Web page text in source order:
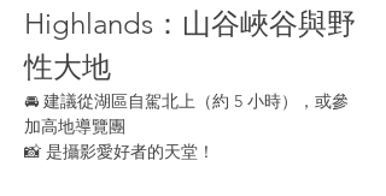
Highlands：山谷峽谷與野
性大地
🚘 建議從湖區自駕北上（約 5 小時），或參
加高地導覽團
📸 是攝影愛好者的天堂！